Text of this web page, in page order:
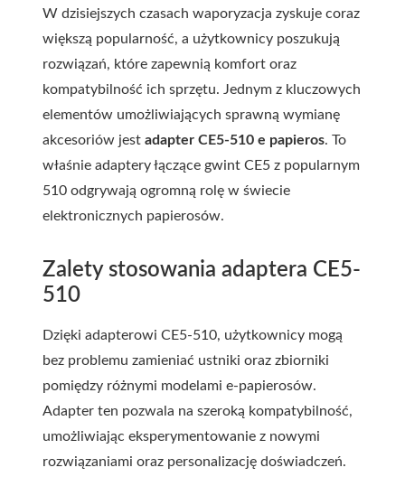
W dzisiejszych czasach waporyzacja zyskuje coraz
większą popularność, a użytkownicy poszukują
rozwiązań, które zapewnią komfort oraz
kompatybilność ich sprzętu. Jednym z kluczowych
elementów umożliwiających sprawną wymianę
akcesoriów jest adapter CE5-510 e papieros. To
właśnie adaptery łączące gwint CE5 z popularnym
510 odgrywają ogromną rolę w świecie
elektronicznych papierosów.
Zalety stosowania adaptera CE5-
510
Dzięki adapterowi CE5-510, użytkownicy mogą
bez problemu zamieniać ustniki oraz zbiorniki
pomiędzy różnymi modelami e-papierosów.
Adapter ten pozwala na szeroką kompatybilność,
umożliwiając eksperymentowanie z nowymi
rozwiązaniami oraz personalizację doświadczeń.